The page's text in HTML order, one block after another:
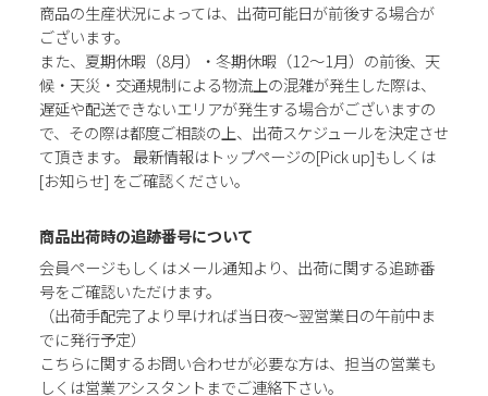
商品の生産状況によっては、出荷可能日が前後する場合が
ございます。
また、夏期休暇（8月）・冬期休暇（12～1月）の前後、天
候・天災・交通規制による物流上の混雑が発生した際は、
遅延や配送できないエリアが発生する場合がございますの
で、その際は都度ご相談の上、出荷スケジュールを決定させ
て頂きます。 最新情報はトップページの[Pick up]もしくは
[お知らせ] をご確認ください。
商品出荷時の追跡番号について
会員ページもしくはメール通知より、出荷に関する追跡番
号をご確認いただけます。
（出荷手配完了より早ければ当日夜～翌営業日の午前中ま
でに発行予定）
こちらに関するお問い合わせが必要な方は、担当の営業も
しくは営業アシスタントまでご連絡下さい。